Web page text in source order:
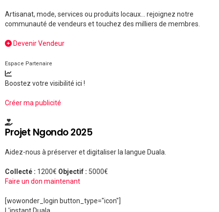
Artisanat, mode, services ou produits locaux... rejoignez notre
communauté de vendeurs et touchez des milliers de membres.
Devenir Vendeur
Espace Partenaire
Boostez votre visibilité ici !
Créer ma publicité
Projet Ngondo 2025
Aidez-nous à préserver et digitaliser la langue Duala.
Collecté : 1200€ Objectif : 5000€
Faire un don maintenant
[wowonder_login button_type="icon"]